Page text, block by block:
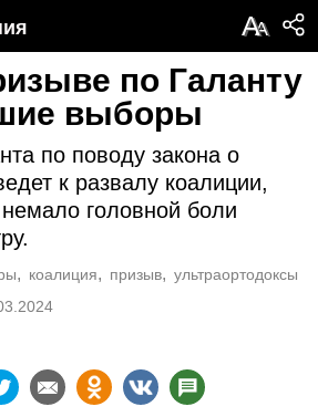
АА
по Галанту
выборы
по поводу закона о
к развалу коалиции,
головной боли
коалиция призыв ультраортодоксы